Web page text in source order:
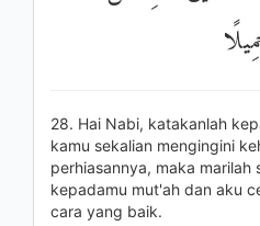
28. Hai Nabi, katakanlah
kamu sekalian mengingini
perhiasannya, maka marilah
kepadamu mut'ah dan aku
cara yang baik.